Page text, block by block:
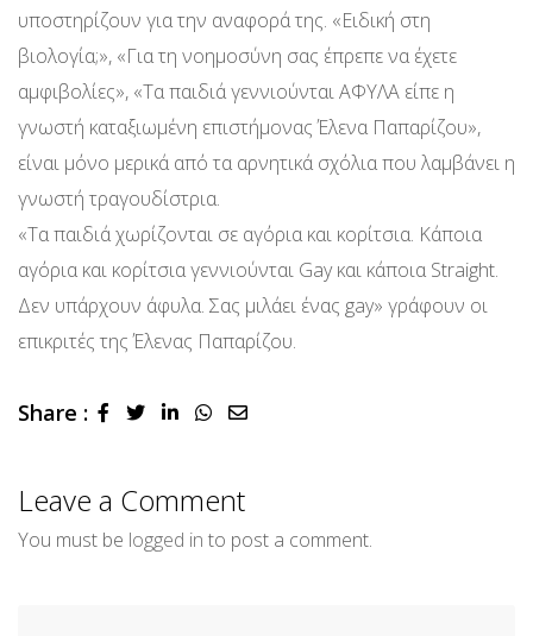
υποστηρίζουν για την αναφορά της. «Ειδική στη
βιολογία;», «Για τη νοημοσύνη σας έπρεπε να έχετε
αμφιβολίες», «Τα παιδιά γεννιούνται ΑΦΥΛΑ είπε η
γνωστή καταξιωμένη επιστήμονας Έλενα Παπαρίζου»,
είναι μόνο μερικά από τα αρνητικά σχόλια που λαμβάνει η
γνωστή τραγουδίστρια.
«Τα παιδιά χωρίζονται σε αγόρια και κορίτσια. Κάποια
αγόρια και κορίτσια γεννιούνται Gay και κάποια Straight.
Δεν υπάρχουν άφυλα. Σας μιλάει ένας gay» γράφουν οι
επικριτές της Έλενας Παπαρίζου.
Share : LinkedInWhatsapp
Share
Leave a Comment
You must be logged in to post a comment.